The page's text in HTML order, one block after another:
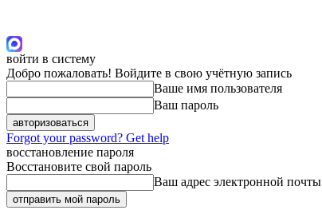
войти в систему
Добро пожаловать! Войдите в свою учётную запись
Ваше имя пользователя
Ваш пароль
Forgot your password? Get help
восстановление пароля
Восстановите свой пароль
Ваш адрес электронной почты